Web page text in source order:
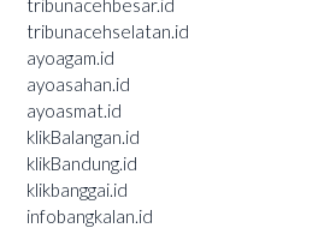
tribunacehbesar.id
tribunacehselatan.id
ayoagam.id
ayoasahan.id
ayoasmat.id
klikBalangan.id
klikBandung.id
klikbanggai.id
infobangkalan.id